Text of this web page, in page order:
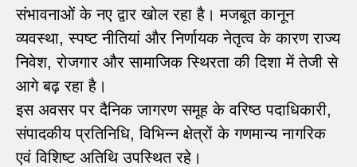
संभावनाओं के नए द्वार खोल रहा है। मजबूत कानून
व्यवस्था, स्पष्ट नीतियां और निर्णायक नेतृत्व के कारण राज्य
निवेश, रोजगार और सामाजिक स्थिरता की दिशा में तेजी से
आगे बढ़ रहा है।
इस अवसर पर दैनिक जागरण समूह के वरिष्ठ पदाधिकारी,
संपादकीय प्रतिनिधि, विभिन्न क्षेत्रों के गणमान्य नागरिक
एवं विशिष्ट अतिथि उपस्थित रहे।